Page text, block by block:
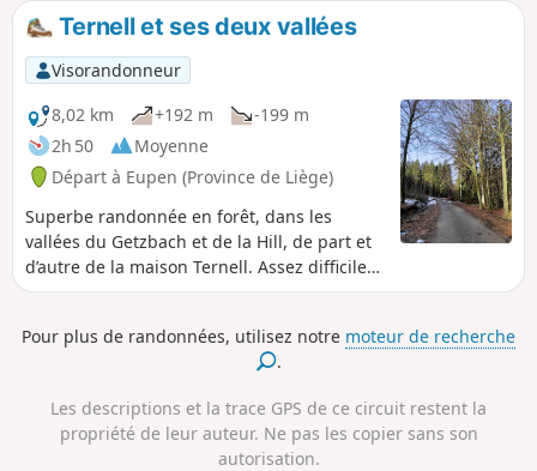
Ternell et ses deux vallées
Visorandonneur
8,02 km
+192 m
-199 m
2h 50
Moyenne
Départ à Eupen (Province de Liège)
Superbe randonnée en forêt, dans les
vallées du Getzbach et de la Hill, de part et
d’autre de la maison Ternell. Assez difficile
car elle comporte de nombreux sentiers
racines.
Pour plus de randonnées, utilisez notre moteur de recherche
.
Les descriptions et la trace GPS de ce circuit restent la
propriété de leur auteur. Ne pas les copier sans son
autorisation.